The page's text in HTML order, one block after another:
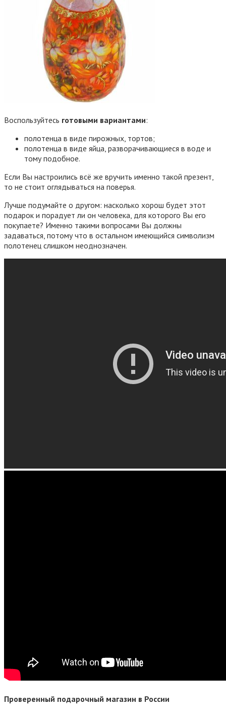
Воспользуйтесь готовыми вариантами:
полотенца в виде пирожных, тортов;
полотенца в виде яйца, разворачивающиеся в воде и
тому подобное.
Если Вы настроились всё же вручить именно такой презент,
то не стоит оглядываться на поверья.
Лучше подумайте о другом: насколько хорош будет этот
подарок и порадует ли он человека, для которого Вы его
покупаете? Именно такими вопросами Вы должны
задаваться, потому что в остальном имеющийся символизм
полотенец слишком неоднозначен.
Проверенный подарочный магазин в России